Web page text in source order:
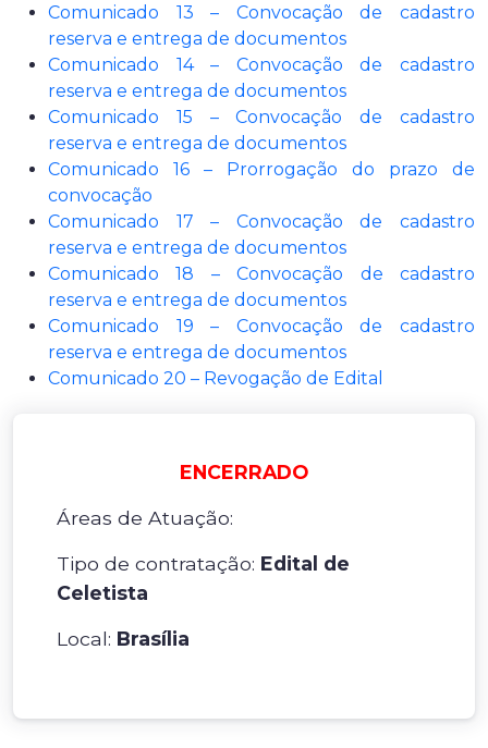
Comunicado 13 – Convocação de cadastro
reserva e entrega de documentos
Comunicado 14 – Convocação de cadastro
reserva e entrega de documentos
Comunicado 15 – Convocação de cadastro
reserva e entrega de documentos
Comunicado 16 – Prorrogação do prazo de
convocação
Comunicado 17 – Convocação de cadastro
reserva e entrega de documentos
Comunicado 18 – Convocação de cadastro
reserva e entrega de documentos
Comunicado 19 – Convocação de cadastro
reserva e entrega de documentos
Comunicado 20 – Revogação de Edital
ENCERRADO
Áreas de Atuação:
Tipo de contratação: Edital de
Celetista
Local: Brasília